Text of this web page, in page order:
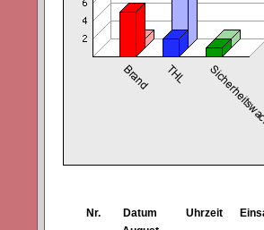
Nr. Datum Uhrzeit